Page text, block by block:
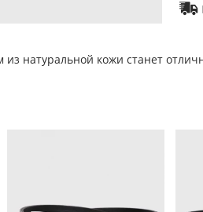
из натуральной кожи станет